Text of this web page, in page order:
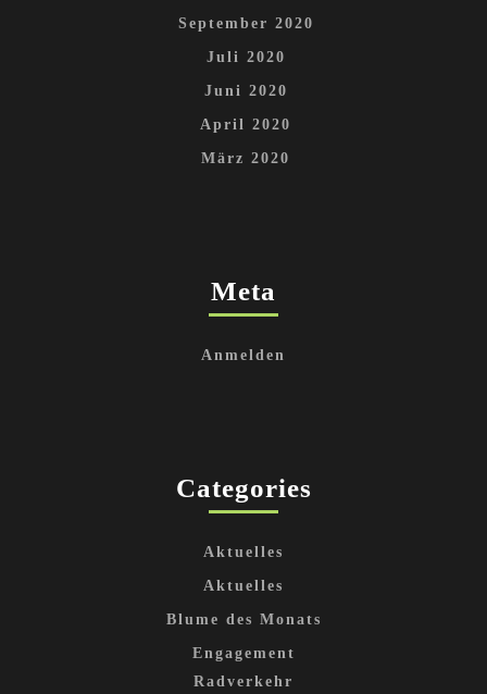
September 2020
Juli 2020
Juni 2020
April 2020
März 2020
Meta
Anmelden
Categories
Aktuelles
Aktuelles
Blume des Monats
Engagement
Radverkehr